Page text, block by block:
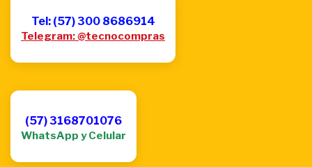
Tel: (57) 300 8686914
Telegram: @tecnocompras
(57) 3168701076
WhatsApp y Celular